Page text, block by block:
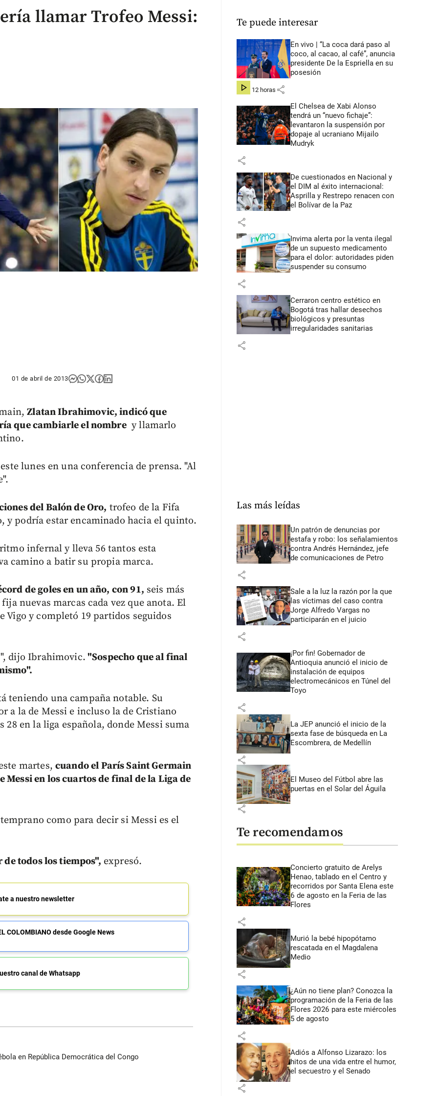
llamar Trofeo Messi:
01 de abril de 2013
Zlatan Ibrahimovic, indicó que
que cambiarle el nombrey llamarlo
lunes en una conferencia de prensa. "Al
del Balón de Oro, trofeo de la Fifa
y podría estar encaminado hacia el quinto.
infernal y lleva 56 tantos esta
camino a batir su propia marca.
de goles en un año, con 91, seis más
nuevas marcas cada vez que anota. El
Vigo y completó 19 partidos seguidos
dijo Ibrahimovic. "Sospecho que al final
teniendo una campaña notable. Su
a la de Messi e incluso la de Cristiano
en la liga española, donde Messi suma
martes, cuando el París Saint Germain
en los cuartos de final de la Liga de
como para decir si Messi es el
de todos los tiempos", expresó.
a nuestro newsletter
COLOMBIANO desde Google News
canal de Whatsapp
en República Democrática del Congo
Te puede interesar
En vivo | “La coca dará paso al
coco, al cacao, al café”, anuncia
presidente De la Espriella en su
posesión
hace 12 horas share
El Chelsea de Xabi Alonso
tendrá un “nuevo fichaje”:
levantaron la suspensión por
dopaje al ucraniano Mijailo
Mudryk
share
De cuestionados en Nacional y
el DIM al éxito internacional:
Asprilla y Restrepo renacen con
el Bolívar de la Paz
share
Invima alerta por la venta ilegal
de un supuesto medicamento
para el dolor: autoridades piden
suspender su consumo
share
Cerraron centro estético en
Bogotá tras hallar desechos
biológicos y presuntas
irregularidades sanitarias
share
Las más leídas
Un patrón de denuncias por
estafa y robo: los señalamientos
contra Andrés Hernández, jefe
de comunicaciones de Petro
share
Sale a la luz la razón por la que
las víctimas del caso contra
Jorge Alfredo Vargas no
participarán en el juicio
share
¡Por fin! Gobernador de
Antioquia anunció el inicio de
instalación de equipos
electromecánicos en Túnel del
Toyo
share
La JEP anunció el inicio de la
sexta fase de búsqueda en La
Escombrera, de Medellín
share
El Museo del Fútbol abre las
puertas en el Solar del Águila
share
Te recomendamos
Concierto gratuito de Arelys
Henao, tablado en el Centro y
recorridos por Santa Elena este
6 de agosto en la Feria de las
Flores
share
Murió la bebé hipopótamo
rescatada en el Magdalena
Medio
share
¿Aún no tiene plan? Conozca la
programación de la Feria de las
Flores 2026 para este miércoles
5 de agosto
share
Adiós a Alfonso Lizarazo: los
hitos de una vida entre el humor,
el secuestro y el Senado
share